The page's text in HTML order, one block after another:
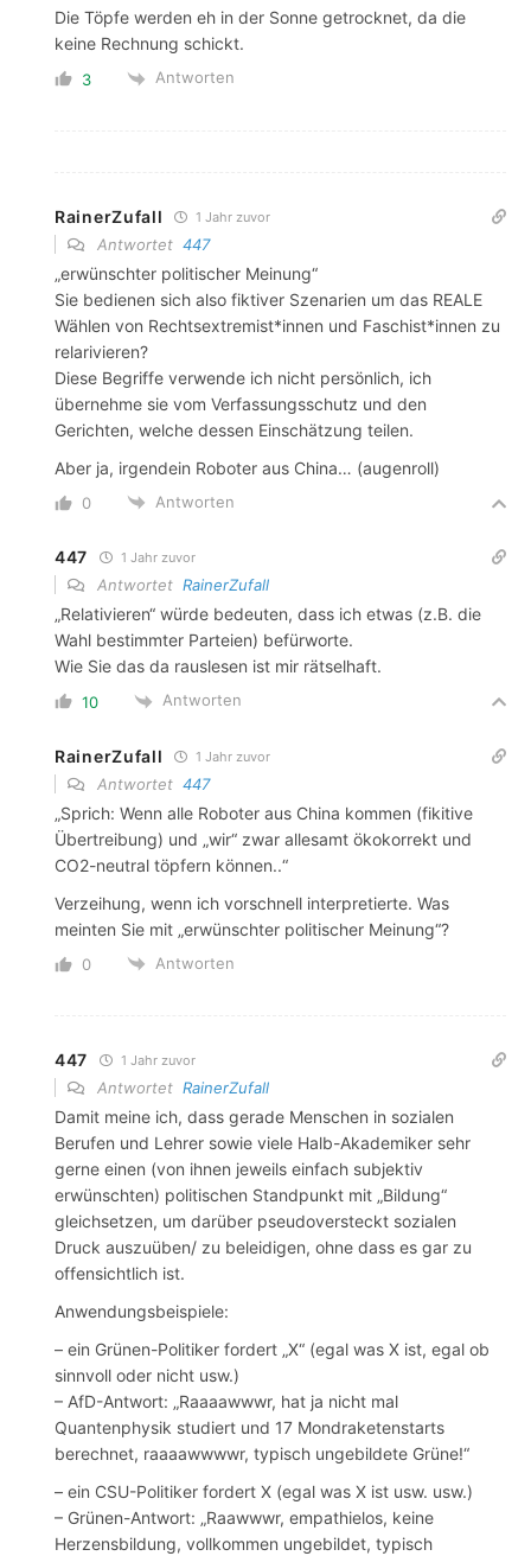
Die Töpfe werden eh in der Sonne getrocknet, da die
keine Rechnung schickt.
3 Antworten
RainerZufall 1 Jahr zuvor
Antwortet 447
„erwünschter politischer Meinung“
Sie bedienen sich also fiktiver Szenarien um das REALE
Wählen von Rechtsextremist*innen und Faschist*innen zu
relarivieren?
Diese Begriffe verwende ich nicht persönlich, ich
übernehme sie vom Verfassungsschutz und den
Gerichten, welche dessen Einschätzung teilen.
Aber ja, irgendein Roboter aus China… (augenroll)
0 Antworten
447 1 Jahr zuvor
Antwortet RainerZufall
„Relativieren“ würde bedeuten, dass ich etwas (z.B. die
Wahl bestimmter Parteien) befürworte.
Wie Sie das da rauslesen ist mir rätselhaft.
10 Antworten
RainerZufall 1 Jahr zuvor
Antwortet 447
„Sprich: Wenn alle Roboter aus China kommen (fikitive
Übertreibung) und „wir“ zwar allesamt ökokorrekt und
CO2-neutral töpfern können..“
Verzeihung, wenn ich vorschnell interpretierte. Was
meinten Sie mit „erwünschter politischer Meinung“?
0 Antworten
447 1 Jahr zuvor
Antwortet RainerZufall
Damit meine ich, dass gerade Menschen in sozialen
Berufen und Lehrer sowie viele Halb-Akademiker sehr
gerne einen (von ihnen jeweils einfach subjektiv
erwünschten) politischen Standpunkt mit „Bildung“
gleichsetzen, um darüber pseudoversteckt sozialen
Druck auszuüben/ zu beleidigen, ohne dass es gar zu
offensichtlich ist.
Anwendungsbeispiele:
– ein Grünen-Politiker fordert „X“ (egal was X ist, egal ob
sinnvoll oder nicht usw.)
– AfD-Antwort: „Raaaawwwr, hat ja nicht mal
Quantenphysik studiert und 17 Mondraketenstarts
berechnet, raaaawwwwr, typisch ungebildete Grüne!“
– ein CSU-Politiker fordert X (egal was X ist usw. usw.)
– Grünen-Antwort: „Raawwwr, empathielos, keine
Herzensbildung, vollkommen ungebildet, typisch